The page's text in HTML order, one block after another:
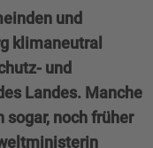
und
klimaneutral
und
Landes. Manche
sogar, noch früher